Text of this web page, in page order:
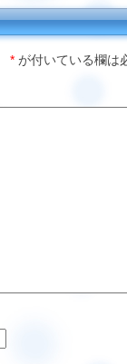
* が付いている欄は